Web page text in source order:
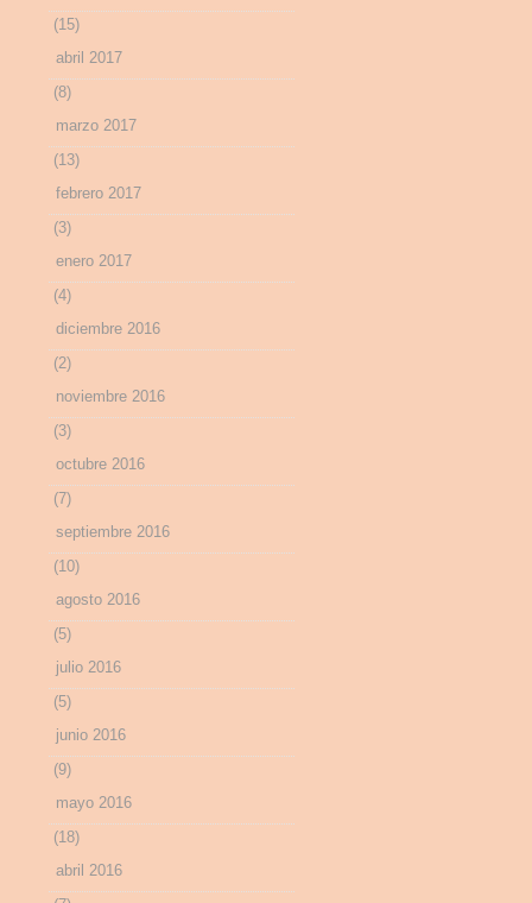
(15)
abril 2017
(8)
marzo 2017
(13)
febrero 2017
(3)
enero 2017
(4)
diciembre 2016
(2)
noviembre 2016
(3)
octubre 2016
(7)
septiembre 2016
(10)
agosto 2016
(5)
julio 2016
(5)
junio 2016
(9)
mayo 2016
(18)
abril 2016